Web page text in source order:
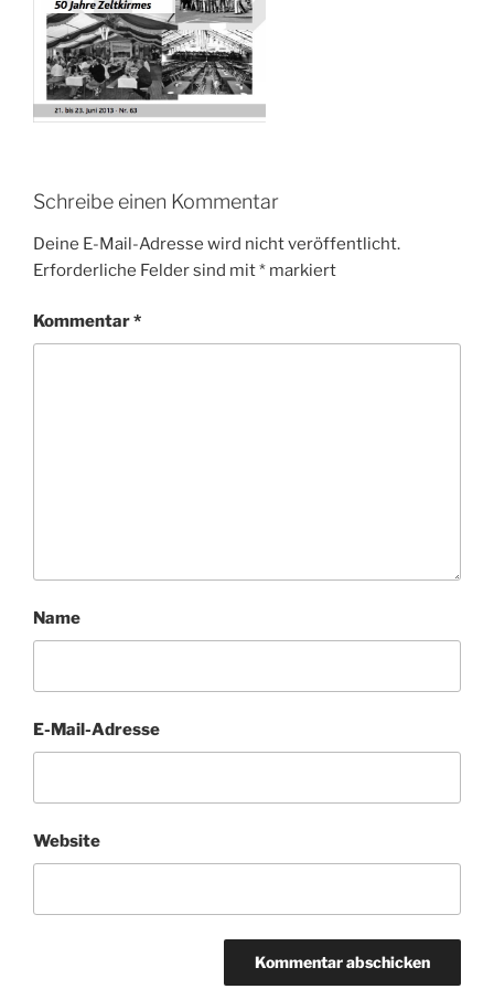
Schreibe einen Kommentar
Deine E-Mail-Adresse wird nicht veröffentlicht.
Erforderliche Felder sind mit* markiert
Kommentar*
Name
E-Mail-Adresse
Website